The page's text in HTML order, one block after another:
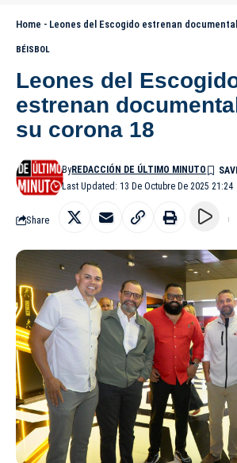
Home - Leones del Escogido estrenan
BÉISBOL
Leones del
estrenan
su corona 18
Last Updated: 13 De Octubre De 2025 21:24
ByREDACCIÓN DE ÚLTIMO MINUTO
Share